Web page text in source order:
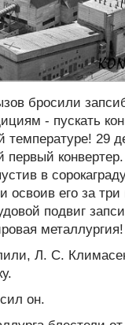
бросили
- пускать
температуре! 29
первый
в
освоив его за
подвиг
металлургия!
Л. С.
он.